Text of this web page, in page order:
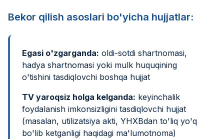
Bekor qilish asoslari bo'yicha hujjatlar:
Egasi o'zgarganda: oldi-sotdi shartnomasi,
hadya shartnomasi yoki mulk huquqining
o'tishini tasdiqlovchi boshqa hujjat
TV yaroqsiz holga kelganda: keyinchalik
foydalanish imkonsizligini tasdiqlovchi hujjat
(masalan, utilizatsiya akti, YHXBdan to'liq yo'q
bo'lib ketganligi haqidagi ma'lumotnoma)